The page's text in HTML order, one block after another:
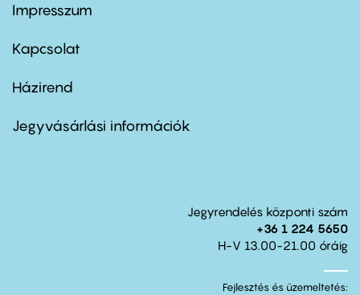
Footer
first
Impresszum
Kapcsolat
Footer
second
Házirend
Jegyvásárlási információk
Jegyrendelés központi szám
+36 1 224 5650
H-V 13.00-21.00 óráig
Fejlesztés és üzemeltetés: